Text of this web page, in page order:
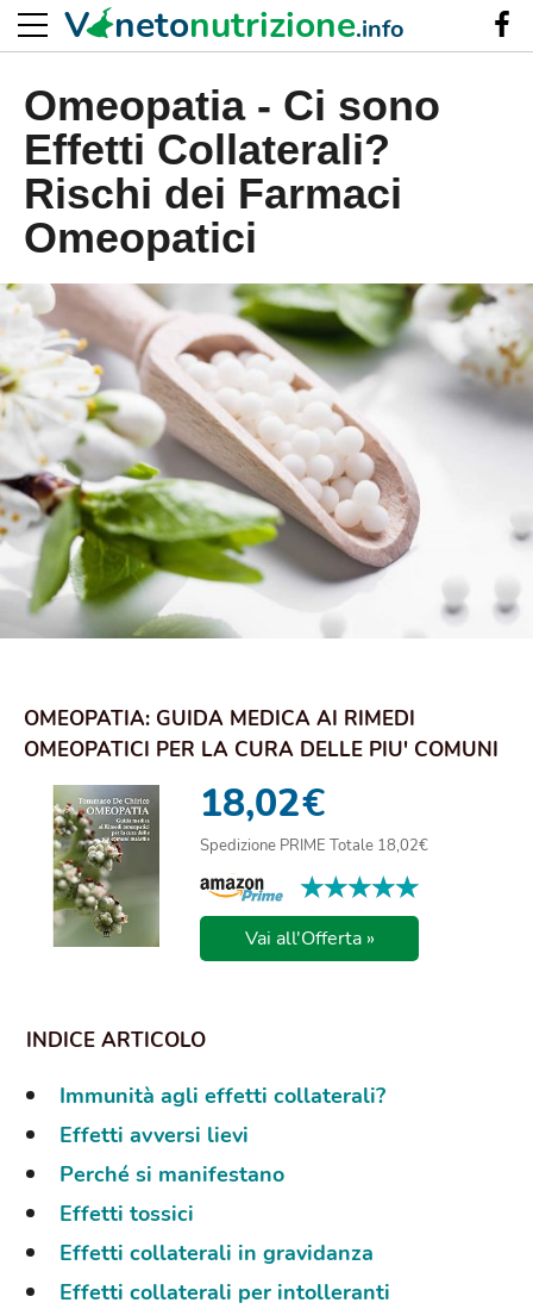
Omeopatia - Ci sono
Effetti Collaterali?
Rischi dei Farmaci
Omeopatici
OMEOPATIA: GUIDA MEDICA AI RIMEDI
OMEOPATICI PER LA CURA DELLE PIU' COMUNI
MALATTIE
18,02€
Spedizione PRIME Totale 18,02€
★★★★★
★★★★★
Vai all'Offerta »
Immunità agli effetti collaterali?
Effetti avversi lievi
Perché si manifestano
Effetti tossici
Effetti collaterali in gravidanza
Effetti collaterali per intolleranti
V netonutrizione.info